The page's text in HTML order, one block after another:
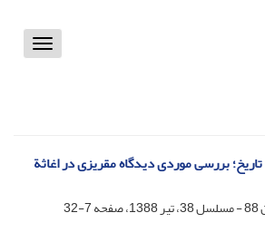
Toggle
بررسی موردی دیدگاه مقریزی در اغاثة
7-32